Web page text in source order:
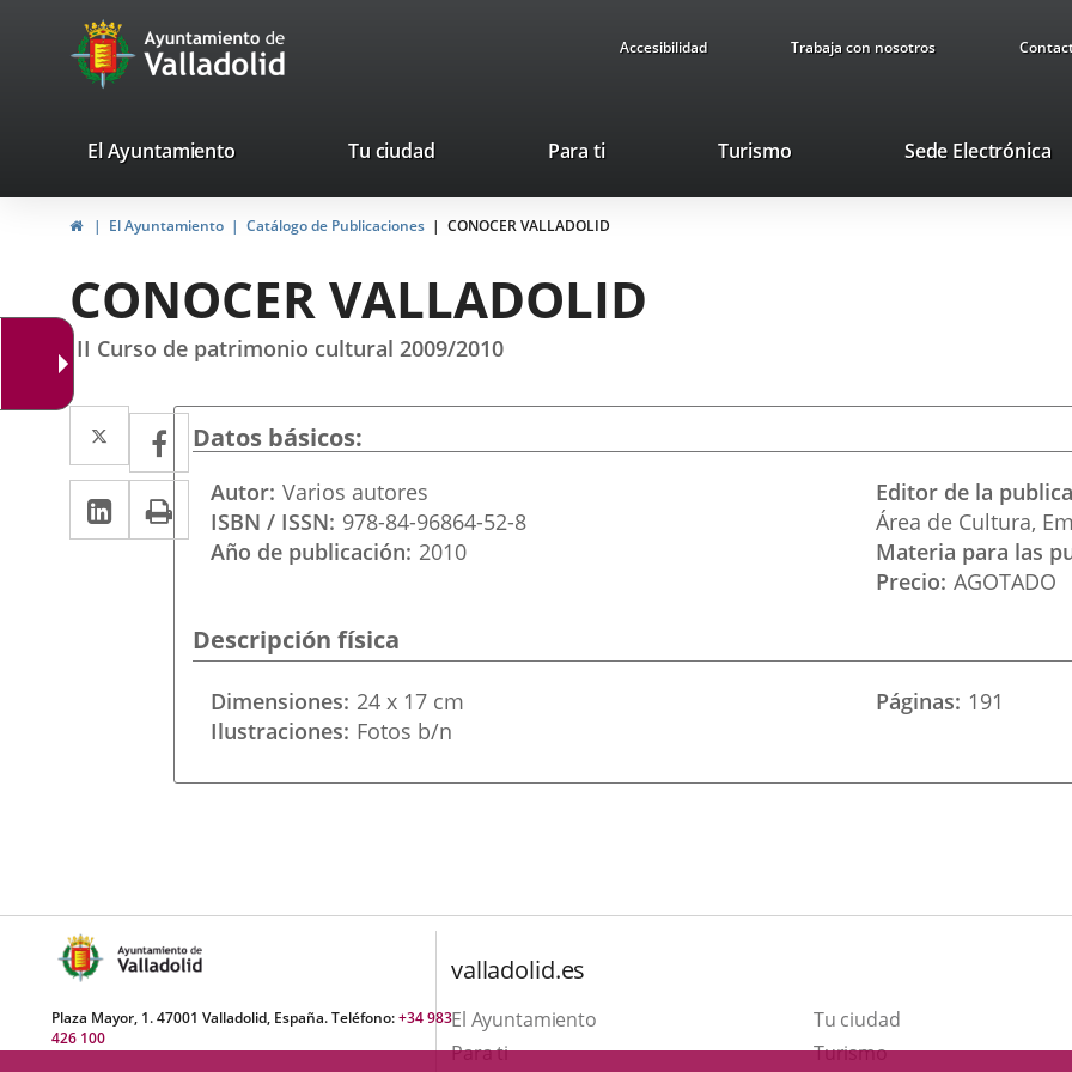
Portal
Web
Ayuntamiento
de
Accesibilidad Trabaja con nosotros
valladolid.es
El Ayuntamiento Tu ciudad Para ti TurismoEste
se
Sede Electrónica
InicioEl Ayuntamiento Catálogo de Publicaciones CONOCER VALLADOLID
CONOCER VALLADOLID
III Curso de patrimonio cultural 2009/2010
Twitter
Enlace
a
una
aplicación
Facebook
Enlace
a
una
aplicación
LinkedIn
Enlace
a
aplicación
externa.
Imprimir
Datos básicos
Autor Varios autores
ISBN / ISSN 978-84-96864-52-8
Año de publicación 2010
Editor de la
Área de Cultura,
Materia para las
Precio AGOTADO
Descripción física
Dimensiones 24 x 17 cm
Ilustraciones Fotos b/n
Páginas 191
Plaza Mayor, 1. 47001 Valladolid, España. Teléfono:+34 983
426 100
valladolid.es
El Ayuntamiento
Tu ciudad
Para ti
TurismoEste